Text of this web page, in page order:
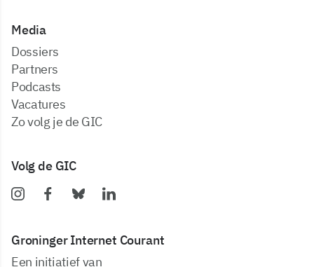
Media
dossiers
partners
podcasts
vacatures
zo volg je de GIC
Volg de GIC
Groninger Internet Courant
Een initiatief van